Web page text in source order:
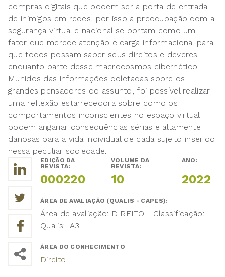
compras digitais que podem ser a porta de entrada
de inimigos em redes, por isso a preocupação com a
segurança virtual e nacional se portam como um
fator que merece atenção e carga informacional para
que todos possam saber seus direitos e deveres
enquanto parte desse macrocosmos cibernético.
Munidos das informações coletadas sobre os
grandes pensadores do assunto, foi possível realizar
uma reflexão estarrecedora sobre como os
comportamentos inconscientes no espaço virtual
podem angariar consequências sérias e altamente
danosas para a vida individual de cada sujeito inserido
nessa peculiar sociedade.
EDIÇÃO DA
REVISTA:
000220
VOLUME DA
REVISTA:
10
ANO:
2022
ÁREA DE AVALIAÇÃO (QUALIS - CAPES):
Área de avaliação: DIREITO - Classificação:
Qualis: "A3"
ÁREA DO CONHECIMENTO
Direito